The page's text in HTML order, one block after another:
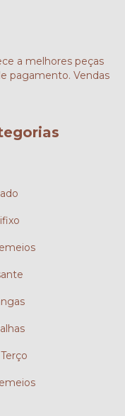
a melhores peças
pagamento. Vendas